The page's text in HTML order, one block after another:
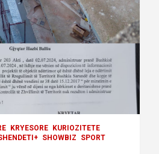
KRYESORE
KURIOZITETE
SHOWBIZ
SPORT